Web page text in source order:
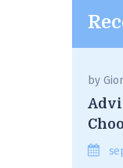
by